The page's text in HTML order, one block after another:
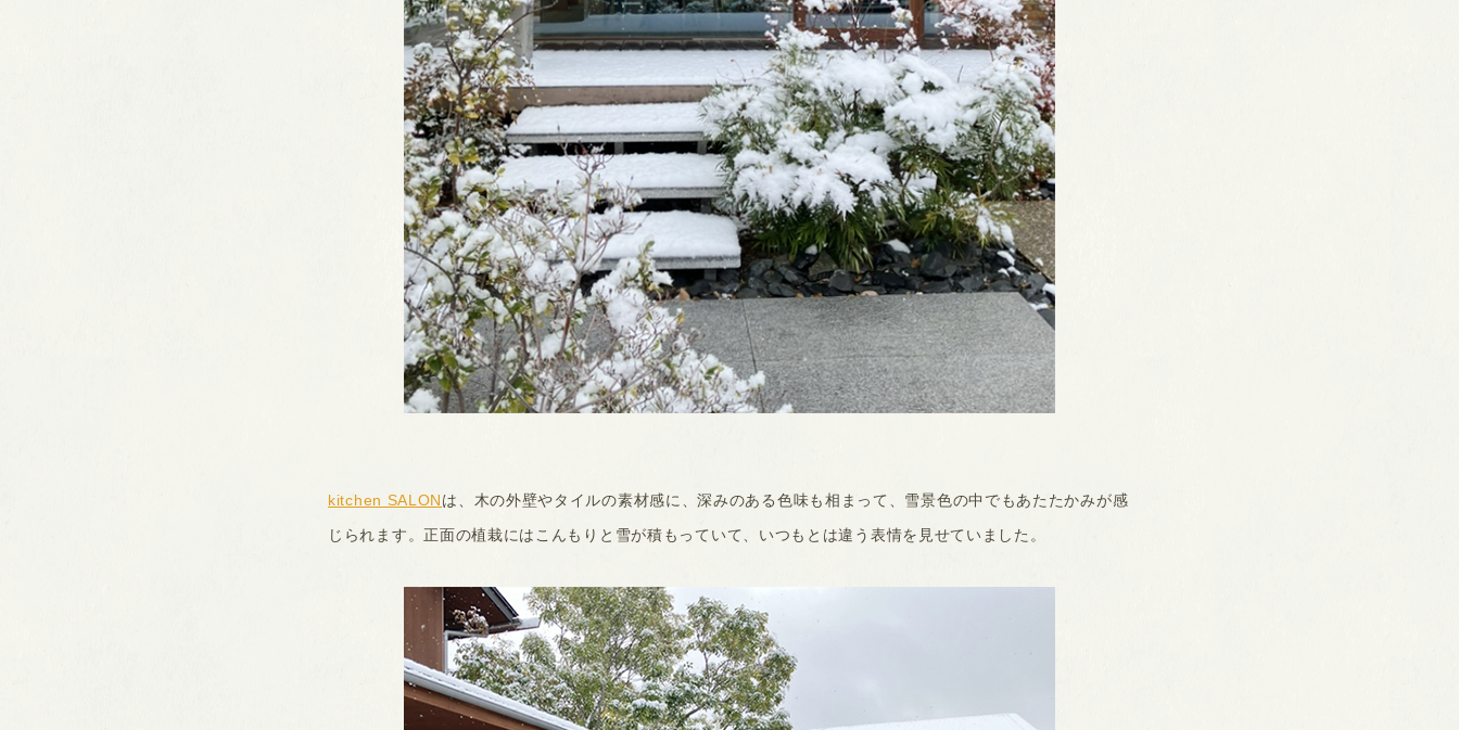
kitchen SALONは、木の外壁やタイルの素材感に、深みのある色味も相まって、雪景色の中でもあたたかみが感
じられます。正面の植栽にはこんもりと雪が積もっていて、いつもとは違う表情を見せていました。